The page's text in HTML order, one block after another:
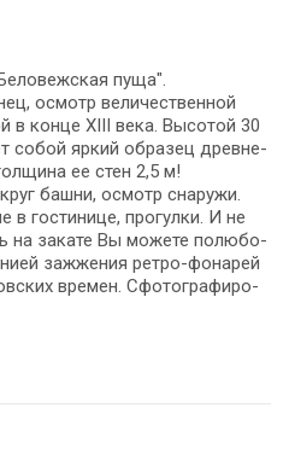
пу­ща".
осмотр ве­ли­че­ствен­ной
кон­це ХІІІ ве­ка. Высотой 30
со­бой яр­кий об­ра­зец древ­не­
ее стен 2,5 м!
баш­ни, осмотр сна­ру­жи.
в го­сти­ни­це, про­гул­ки. И не
на за­ка­те Вы мо­же­те по­лю­бо­
зажжения ретро-фонарей
вре­мен. Сфо­то­гра­фи­ро­